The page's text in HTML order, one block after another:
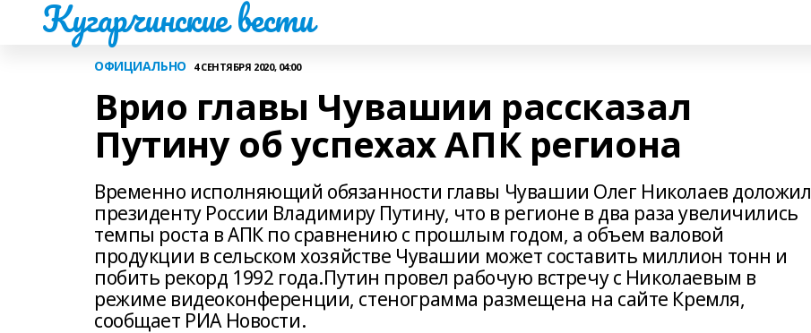
Кугарчинские вести
ОФИЦИАЛЬНО 4 СЕНТЯБРЯ 2020, 04:00
Врио главы Чувашии рассказал
Путину об успехах АПК региона
Временно исполняющий обязанности главы Чувашии Олег Николаев доложил
президенту России Владимиру Путину, что в регионе в два раза увеличились
темпы роста в АПК по сравнению с прошлым годом, а объем валовой
продукции в сельском хозяйстве Чувашии может составить миллион тонн и
побить рекорд 1992 года.Путин провел рабочую встречу с Николаевым в
режиме видеоконференции, стенограмма размещена на сайте Кремля,
сообщает РИА Новости.